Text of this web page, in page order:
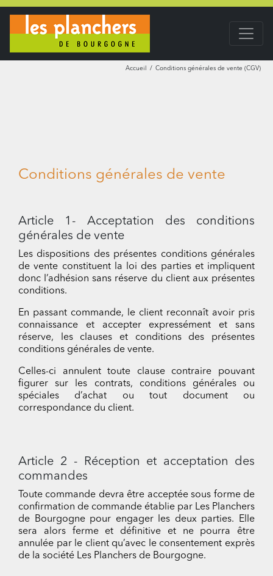
Accueil Conditions générales de vente (CGV)
Conditions générales de vente
Article 1- Acceptation des conditions
générales de vente
Les dispositions des présentes conditions générales
de vente constituent la loi des parties et impliquent
donc l’adhésion sans réserve du client aux présentes
conditions.
En passant commande, le client reconnaît avoir pris
connaissance et accepter expressément et sans
réserve, les clauses et conditions des présentes
conditions générales de vente.
Celles-ci annulent toute clause contraire pouvant
figurer sur les contrats, conditions générales ou
spéciales d’achat ou tout document ou
correspondance du client.
Article 2 - Réception et acceptation des
commandes
Toute commande devra être acceptée sous forme de
confirmation de commande établie par Les Planchers
de Bourgogne pour engager les deux parties. Elle
sera alors ferme et définitive et ne pourra être
annulée par le client qu’avec le consentement exprès
de la société Les Planchers de Bourgogne.